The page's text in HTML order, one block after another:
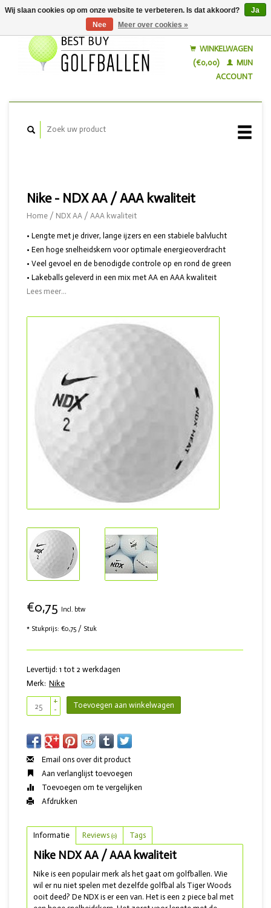
WINKELWAGEN
(€0,00)
MIJN
ACCOUNT
Nike - NDX AA / AAA kwaliteit
Home / NDX AA / AAA kwaliteit
• Lengte met je driver, lange ijzers en een stabiele balvlucht
• Een hoge snelheidskern voor optimale energieoverdracht
• Veel gevoel en de benodigde controle op en rond de green
• Lakeballs geleverd in een mix met AA en AAA kwaliteit
Lees meer...
€0,75 Incl. btw
* Stukprijs: €0,75 / Stuk
Levertijd: 1 tot 2 werkdagen
Merk: Nike
+
-
Toevoegen aan winkelwagen
Email ons over dit product
Aan verlanglijst toevoegen
Toevoegen om te vergelijken
Afdrukken
Informatie Reviews (0) Tags
Nike NDX AA / AAA kwaliteit
Nike is een populair merk als het gaat om golfballen. Wie
wil er nu niet spelen met dezelfde golfbal als Tiger Woods
ooit deed? De NDX is er een van. Het is een 2 piece bal met
Wij slaan cookies op om onze website te verbeteren. Is dat akkoord?
Ja
Nee
Meer over cookies »